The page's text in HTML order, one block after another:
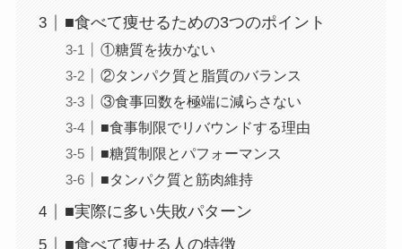
■食べて痩せるための3つのポイント
①糖質を抜かない
②タンパク質と脂質のバランス
③食事回数を極端に減らさない
■食事制限でリバウンドする理由
■糖質制限とパフォーマンス
■タンパク質と筋肉維持
■実際に多い失敗パターン
■食べて痩せる人の特徴